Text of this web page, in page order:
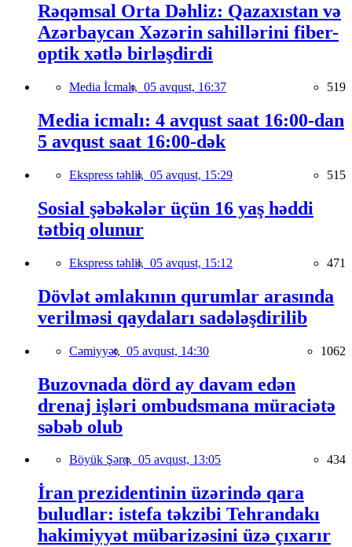
Rəqəmsal Orta Dəhliz: Qazaxıstan və
Azərbaycan Xəzərin sahillərini fiber-
optik xətlə birləşdirdi
Media İcmalı, 05 avqust, 16:37 519
Media icmalı: 4 avqust saat 16:00-dan
5 avqust saat 16:00-dək
Ekspress təhlil, 05 avqust, 15:29 515
Sosial şəbəkələr üçün 16 yaş həddi
tətbiq olunur
Ekspress təhlil, 05 avqust, 15:12 471
Dövlət əmlakının qurumlar arasında
verilməsi qaydaları sadələşdirilib
Cəmiyyət, 05 avqust, 14:30 1062
Buzovnada dörd ay davam edən
drenaj işləri ombudsmana müraciətə
səbəb olub
Böyük Şərq, 05 avqust, 13:05 434
İran prezidentinin üzərində qara
buludlar: istefa təkzibi Tehrandakı
hakimiyyət mübarizəsini üzə çıxarır